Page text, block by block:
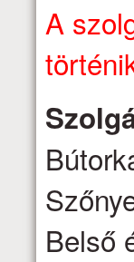
A
Belső